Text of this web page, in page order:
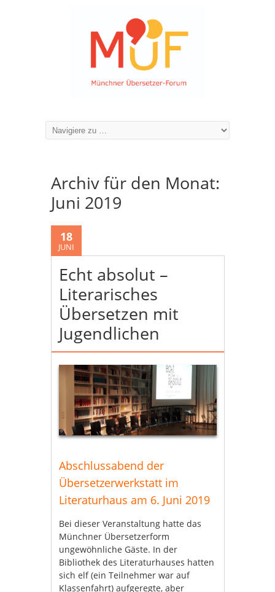
Archiv für den Monat:
Juni 2019
18
JUNI
Echt absolut –
Literarisches
Übersetzen mit
Jugendlichen
Abschlussabend der
Übersetzerwerkstatt im
Literaturhaus am 6. Juni 2019
Bei dieser Veranstaltung hatte das
Münchner Übersetzerform
ungewöhnliche Gäste. In der
Bibliothek des Literaturhauses hatten
sich elf (ein Teilnehmer war auf
Klassenfahrt) aufgeregte, aber